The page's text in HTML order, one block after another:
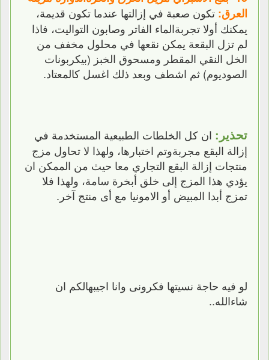
العرق: تكون صعبة في إزالتها عندما تكون قديمة،
يمكنك أولا تجربةالماء الفاتر وصابون التواليت، فاذا
لم تزل البقعة يمكن نقعها في محلول مخفف من
الخل النقي المقطر ومسحوق الخبز (بيكربونات
الصوديوم) ثم اشطف وبعد ذلك اغسل كالمعتاد.
تحذير: ان كل الخلطات الطبيعية المستخدمة في
إزالة البقع مجربةوتم اختبارها، ولهذا لا تحاول مزج
منتجات إزالة البقع التجاري معا حيث من الممكن ان
يؤدي هذا المزج إلى خلق أبخرة سامة، ولهذا فلا
تمزج أبدا المبيض أو الامونيا مع أى منتج آخر.
لو فيه حاجة نسيتها فكرونى وانا اجيبهالكم ان
شاءالله..